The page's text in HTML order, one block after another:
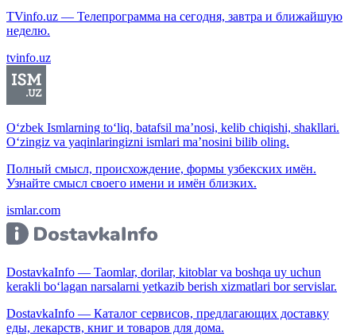
TVinfo.uz — Телепрограмма на сегодня, завтра и ближайшую
неделю.
tvinfo.uz
O‘zbek Ismlarning to‘liq, batafsil ma’nosi, kelib chiqishi, shakllari.
O‘zingiz va yaqinlaringizni ismlari ma’nosini bilib oling.
Полный смысл, происхождение, формы узбекских имён.
Узнайте смысл своего имени и имён близких.
ismlar.com
DostavkaInfo — Taomlar, dorilar, kitoblar va boshqa uy uchun
kerakli bo‘lagan narsalarni yetkazib berish xizmatlari bor servislar.
DostavkaInfo — Каталог сервисов, предлагающих доставку
еды, лекарств, книг и товаров для дома.